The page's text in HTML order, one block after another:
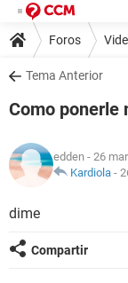
Foros
Tema Anterior
Como ponerle
edden - 26
Kardiola -
dime
Compartir